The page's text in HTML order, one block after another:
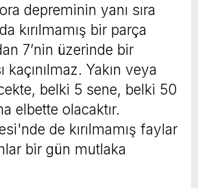
depreminin yanı sıra
kırılmamış bir parça
7’nin üzerinde bir
kaçınılmaz. Yakın veya
belki 5 sene, belki 50
elbette olacaktır.
de kırılmamış faylar
bir gün mutlaka